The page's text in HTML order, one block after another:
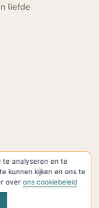
te analyseren en te
kunnen kijken en ons te
overons cookiebeleid